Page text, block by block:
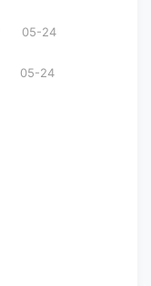
05-24
05-24